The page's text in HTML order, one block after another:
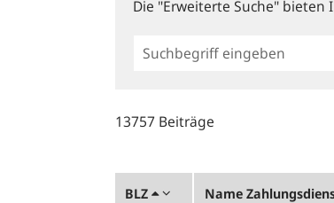
Die "Erweiterte Suche"
Einfache
Suche
13757 Beiträge
BLZ Name